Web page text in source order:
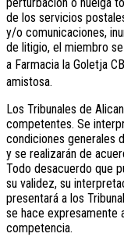
de los servicios
y/o comunicaciones,
de litigio, el miembro
a Farmacia la Goletja CB
amistosa.
Los Tribunales de
competentes. Se
condiciones generales
y se realizarán de
Todo desacuerdo que
su validez, su
presentará a los
se hace expresamente
competencia.